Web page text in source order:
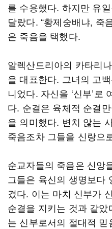
를 수용했다. 하지만 유
달랐다. “황제숭배냐, 죽
은 죽음을 택했다.
알렉산드리아의 카타리
을 대표한다. 그녀의 고
니었다. 자신을 ‘신부’로
다. 순결은 육체적 순결
을 의미했다. 변치 않는
죽음조차 그들을 신랑으
순교자들의 죽음은 신앙
그들은 육신의 생명보다
겼다. 이는 마치 신부가
순결을 지키는 것과 같
는 신부로서의 절대적